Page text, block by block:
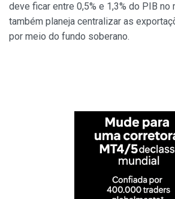
deve ficar entre 0,5% e 1,3% do PIB no
também planeja centralizar as
por meio do fundo soberano.